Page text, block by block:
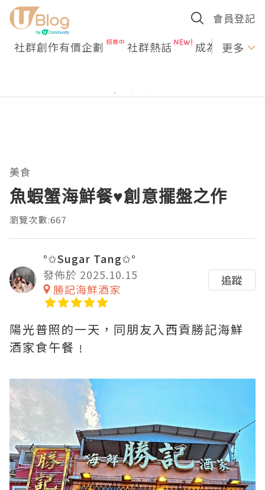
會員登記
社群創作有價企劃 社群熱話 成為U更多
美食
魚蝦蟹海鮮餐♥創意擺盤之作
瀏覽次數:667
°✩Sugar Tang✩°
發佈於 2025.10.15
勝記海鮮酒家
追蹤
陽光普照的一天，同朋友入西貢勝記海鮮
酒家食午餐﹗